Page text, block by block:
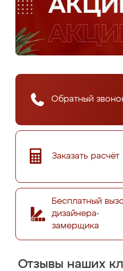
Обратный
Заказать расчёт
Бесплатный
дизайнера-
замерщика
Отзывы наших